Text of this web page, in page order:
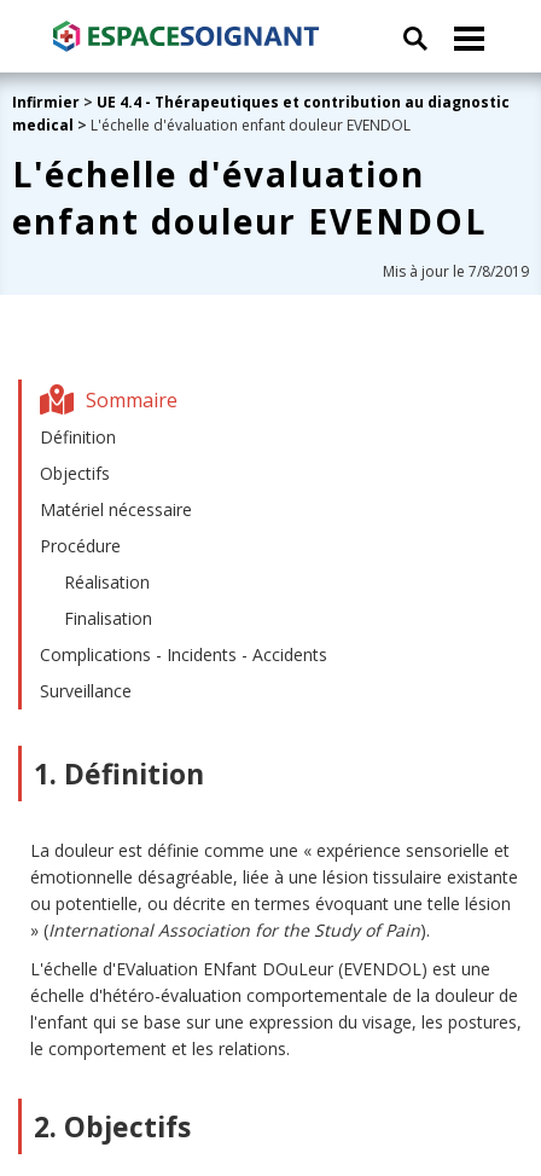
Infirmier > UE 4.4 - Thérapeutiques et contribution au diagnostic
medical > L'échelle d'évaluation enfant douleur EVENDOL
L'échelle d'évaluation
enfant douleur EVENDOL
Mis à jour le 7/8/2019
Sommaire
Définition
Objectifs
Matériel nécessaire
Procédure
Réalisation
Finalisation
Complications - Incidents - Accidents
Surveillance
1. Définition
La douleur est définie comme une « expérience sensorielle et
émotionnelle désagréable, liée à une lésion tissulaire existante
ou potentielle, ou décrite en termes évoquant une telle lésion
» (International Association for the Study of Pain).
L'échelle d'EValuation ENfant DOuLeur (EVENDOL) est une
échelle d'hétéro-évaluation comportementale de la douleur de
l'enfant qui se base sur une expression du visage, les postures,
le comportement et les relations.
2. Objectifs